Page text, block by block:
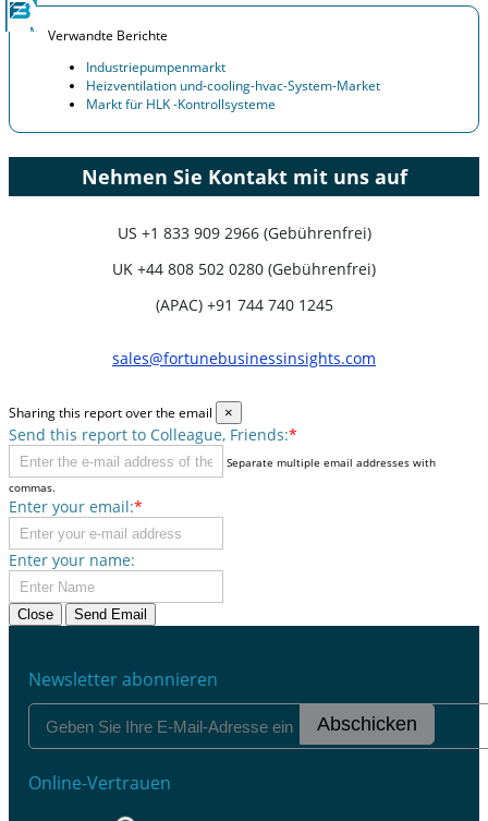
Verwandte Berichte
Industriepumpenmarkt
Heizventilation und-cooling-hvac-System-Market
Markt für HLK -Kontrollsysteme
Nehmen Sie Kontakt mit uns auf
US +1 833 909 2966 (Gebührenfrei)
UK +44 808 502 0280 (Gebührenfrei)
(APAC) +91 744 740 1245
sales@fortunebusinessinsights.com
Sharing this report over the email ×
Send this report to Colleague, Friends:*
Separate multiple email addresses with
commas.
Enter your email:*
Enter your name:
Close Send Email
Newsletter abonnieren
Abschicken
Online-Vertrauen